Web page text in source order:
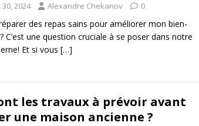
2024 Alexandre Chekanov 0
des repas sains pour améliorer mon bien-
C’est une question cruciale à se poser dans notre
Et si vous […]
les travaux à prévoir avant
une maison ancienne ?